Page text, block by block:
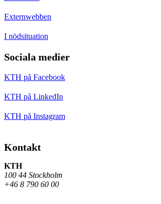
Externwebben
I nödsituation
Sociala medier
KTH på Facebook
KTH på LinkedIn
KTH på Instagram
Kontakt
KTH
100 44 Stockholm
+46 8 790 60 00